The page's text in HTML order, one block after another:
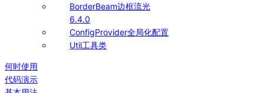
BorderBeam边框流光
6.4.0
ConfigProvider全局化配置
Util工具类
何时使用
代码演示